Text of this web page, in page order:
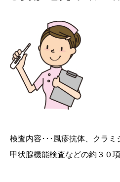
検査内容･･･風疹抗体、クラミ
甲状腺機能検査などの約３０